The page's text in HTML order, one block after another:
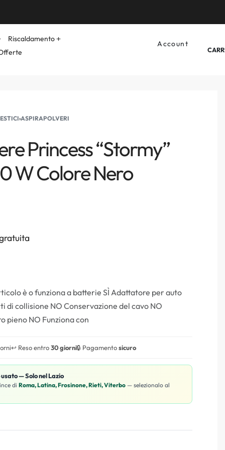
Riscaldamento
Account
›ASPIRAPOLVERI
Princess “Stormy”
W Colore Nero
è o funziona a batterie SÌ Adattatore per auto
di collisione NO Conservazione del cavo NO
pieno NO Funziona con
↩️ Reso entro30 giorni🔒 Pagamentosicuro
— Solo nel Lazio
di Roma, Latina, Frosinone, Rieti, Viterbo — selezionalo al